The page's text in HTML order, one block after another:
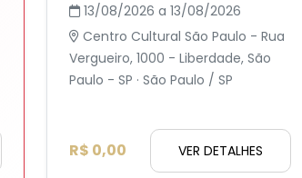
13/08/2026 a 13/08/2026
Centro Cultural São Paulo - Rua
Vergueiro, 1000 - Liberdade, São
Paulo - SP · São Paulo / SP
R$ 0,00 VER DETALHES